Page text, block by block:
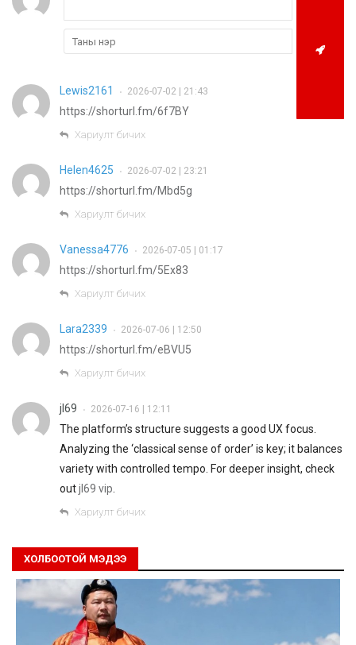
Lewis2161 • 2026-07-02 | 21:43
https://shorturl.fm/6f7BY
Хариулт бичих
Helen4625 • 2026-07-02 | 23:21
https://shorturl.fm/Mbd5g
Хариулт бичих
Vanessa4776 • 2026-07-05 | 01:17
https://shorturl.fm/5Ex83
Хариулт бичих
Lara2339 • 2026-07-06 | 12:50
https://shorturl.fm/eBVU5
Хариулт бичих
jl69 • 2026-07-16 | 12:11
The platform’s structure suggests a good UX focus.
Analyzing the ‘classical sense of order’ is key; it balances
variety with controlled tempo. For deeper insight, check
outjl69 vip.
Хариулт бичих
ХОЛБООТОЙ МЭДЭЭ